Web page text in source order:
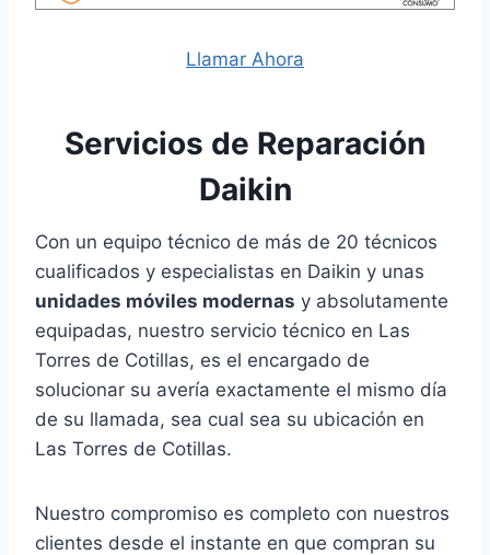
Llamar Ahora
Servicios de Reparación
Daikin
Con un equipo técnico de más de 20 técnicos
cualificados y especialistas en Daikin y unas
unidades móviles modernas y absolutamente
equipadas, nuestro servicio técnico en Las
Torres de Cotillas, es el encargado de
solucionar su avería exactamente el mismo día
de su llamada, sea cual sea su ubicación en
Las Torres de Cotillas.
Nuestro compromiso es completo con nuestros
clientes desde el instante en que compran su